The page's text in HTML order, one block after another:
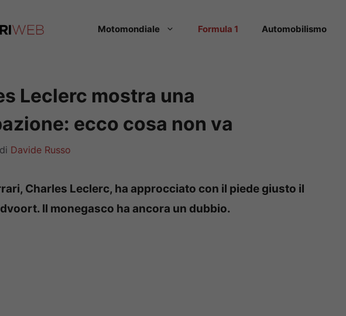
Motomondiale Formula 1 Automobilismo
Leclerc mostra una
ecco cosa non va
di Davide Russo
Charles Leclerc, ha approcciato con il piede giusto il
Il monegasco ha ancora un dubbio.